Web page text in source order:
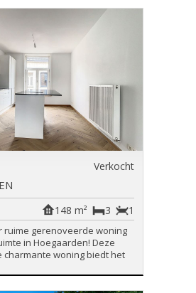
Verkocht
1
3
148 m²
ruime gerenoveerde woning
in Hoegaarden! Deze
charmante woning biedt het